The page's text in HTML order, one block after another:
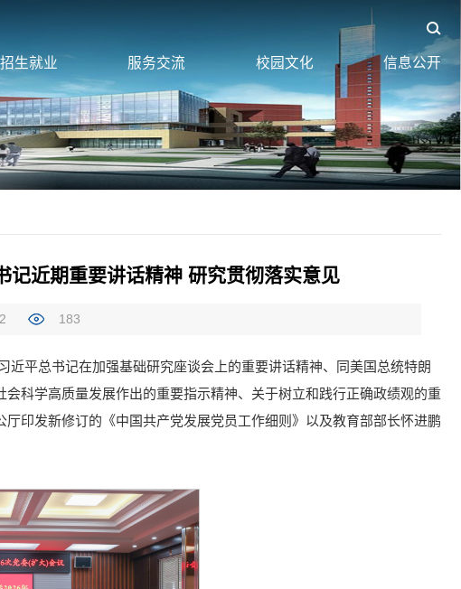
招生就业 服务交流 校园文化 信息公开
记近期重要讲话精神 研究贯彻落实意见
183
平总书记在加强基础研究座谈会上的重要讲话精神、同美国总统特朗
科学高质量发展作出的重要指示精神、关于树立和践行正确政绩观的重
印发新修订的《中国共产党发展党员工作细则》以及教育部部长怀进鹏